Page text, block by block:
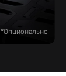
*Опционально